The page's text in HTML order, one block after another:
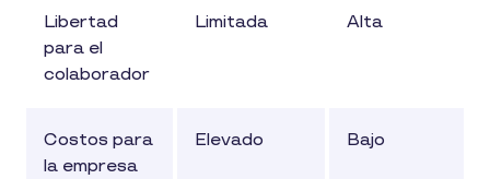
Libertad
para el
colaborador
Limitada Alta
Costos para
la empresa
Elevado Bajo